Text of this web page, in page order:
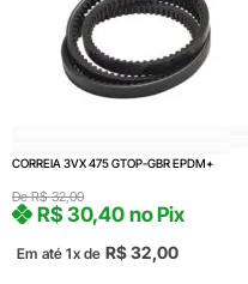
CORREIA 3VX 475 GTOP-GBR EPDM+
DeR$32,00
Em até 1x de R$32,00
R$30,40 no Pix